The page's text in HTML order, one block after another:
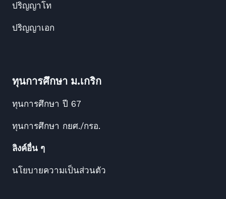
ปริญญาโท
ปริญญาเอก
ทุนการศึกษา ม.เกริก
ทุนการศึกษา ปี 67
ทุนการศึกษา กยศ./กรอ.
ลิงค์อื่น ๆ
นโยบายความเป็นส่วนตัว